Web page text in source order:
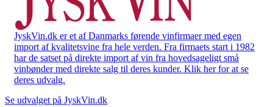
JyskVin.dk er et af Danmarks førende vinfirmaer med egen
import af kvalitetsvine fra hele verden. Fra firmaets start i 1982
har de satset på direkte import af vin fra hovedsageligt små
vinbønder med direkte salg til deres kunder. Klik her for at se
deres udvalg.
Se udvalget på JyskVin.dk